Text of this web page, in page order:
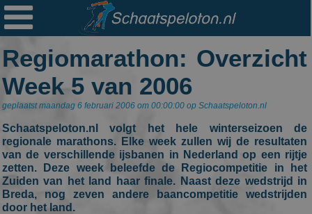

Regiomarathon: Overzicht
Week 5 van 2006
geplaatst maandag 6 februari 2006 om 00:00:00 op Schaatspeloton.nl
Schaatspeloton.nl volgt het hele winterseizoen de
regionale marathons. Elke week zullen wij de resultaten
van de verschillende ijsbanen in Nederland op een rijtje
zetten. Deze week beleefde de Regiocompetitie in het
Zuiden van het land haar finale. Naast deze wedstrijd in
Breda, nog zeven andere baancompetitie wedstrijden
door het land.